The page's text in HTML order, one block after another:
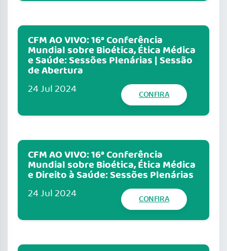
CFM AO VIVO: 16ª Conferência
Mundial sobre Bioética, Ética Médica
e Saúde: Sessões Plenárias | Sessão
de Abertura
24 Jul 2024 CONFIRA
CFM AO VIVO: 16ª Conferência
Mundial sobre Bioética, Ética Médica
e Direito à Saúde: Sessões Plenárias
24 Jul 2024 CONFIRA